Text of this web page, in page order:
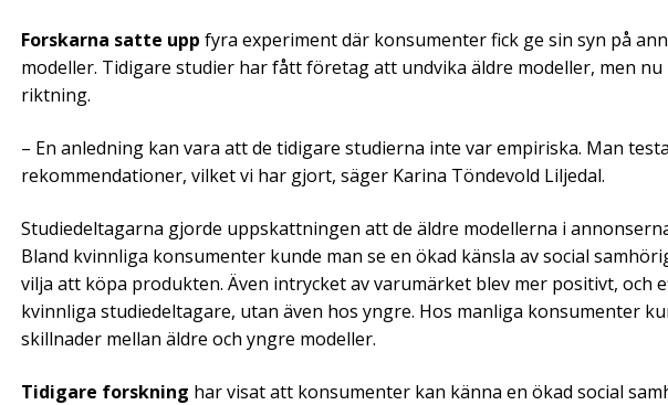
Forskarna satte upp fyra experiment där konsumenter fick ge sin syn på
modeller. Tidigare studier har fått företag att undvika äldre modeller, men
riktning.
– En anledning kan vara att de tidigare studierna inte var empiriska. Man
rekommendationer, vilket vi har gjort, säger Karina Töndevold Liljedal.
Studiedeltagarna gjorde uppskattningen att de äldre modellerna i
Bland kvinnliga konsumenter kunde man se en ökad känsla av social
vilja att köpa produkten. Även intrycket av varumärket blev mer positivt, och
kvinnliga studiedeltagare, utan även hos yngre. Hos manliga konsumenter
skillnader mellan äldre och yngre modeller.
Tidigare forskning har visat att konsumenter kan känna en ökad social